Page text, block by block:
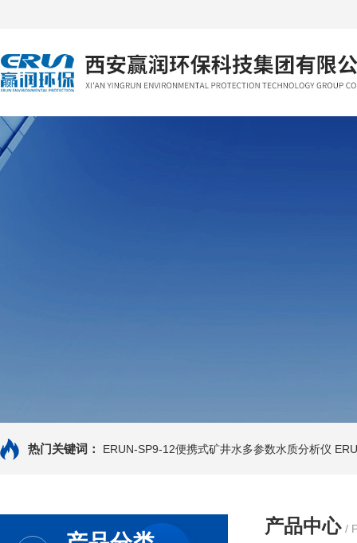
热门关键词： ERUN-SP9-12便携式矿井水多参数水质分析仪
产品中心 /